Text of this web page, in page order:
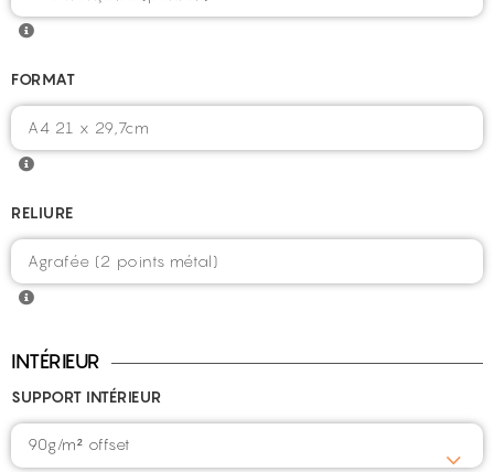
FORMAT
RELIURE
INTÉRIEUR
SUPPORT INTÉRIEUR
90g/m² offset